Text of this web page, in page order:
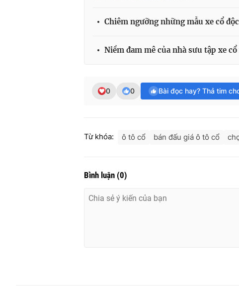
Chiêm ngưỡng những mẫu xe cổ
Niềm đam mê của nhà sưu tập xe
0 0 Bài đọc hay? Thả tim
Từ khóa: ô tô cổ bán đấu giá ô tô cổ
Bình luận (0)